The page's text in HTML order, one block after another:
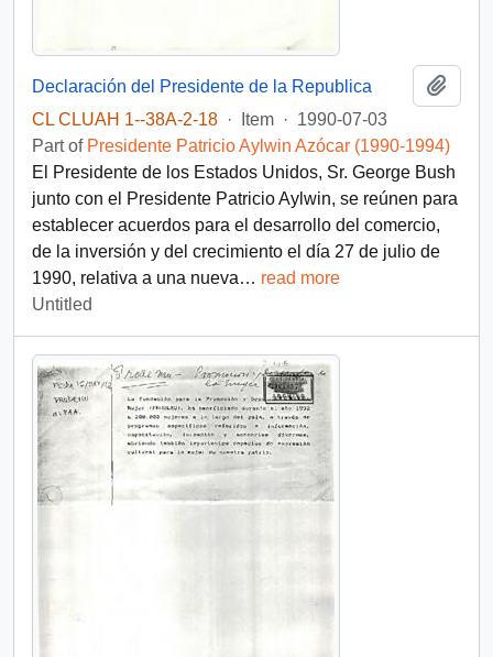
Declaración del Presidente de la Republica
CL CLUAH 1--38A-2-18 · Item · 1990-07-03
Part of Presidente Patricio Aylwin Azócar (1990-1994)
El Presidente de los Estados Unidos, Sr. George Bush
junto con el Presidente Patricio Aylwin, se reúnen para
establecer acuerdos para el desarrollo del comercio,
de la inversión y del crecimiento el día 27 de julio de
1990, relativa a una nueva… read more
Untitled